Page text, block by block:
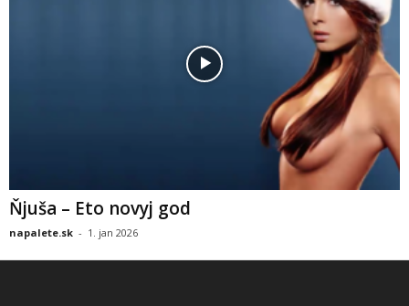
Ňjuša – Eto novyj god
napalete.sk - 1. jan 2026